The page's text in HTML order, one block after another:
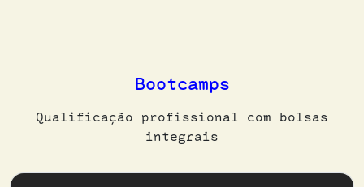
Bootcamps
Qualificação profissional com bolsas
integrais